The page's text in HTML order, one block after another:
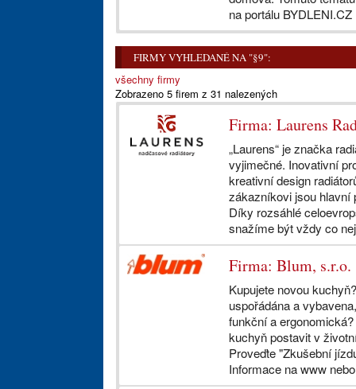
na portálu BYDLENI.CZ
FIRMY VYHLEDANÉ NA "§9":
všechny firmy
Zobrazeno 5 firem z 31 nalezených
Firma: Laurens
„Laurens“ je značka
vyjimečné. Inovativní
kreativní design
zákazníkovi jsou hlavní
Díky rozsáhlé
snažíme být vždy co
Firma: Blum, s.r.o.
Kupujete novou
uspořádána a
funkční a
kuchyň postavit v
Proveďte "Zkušební
Informace na www